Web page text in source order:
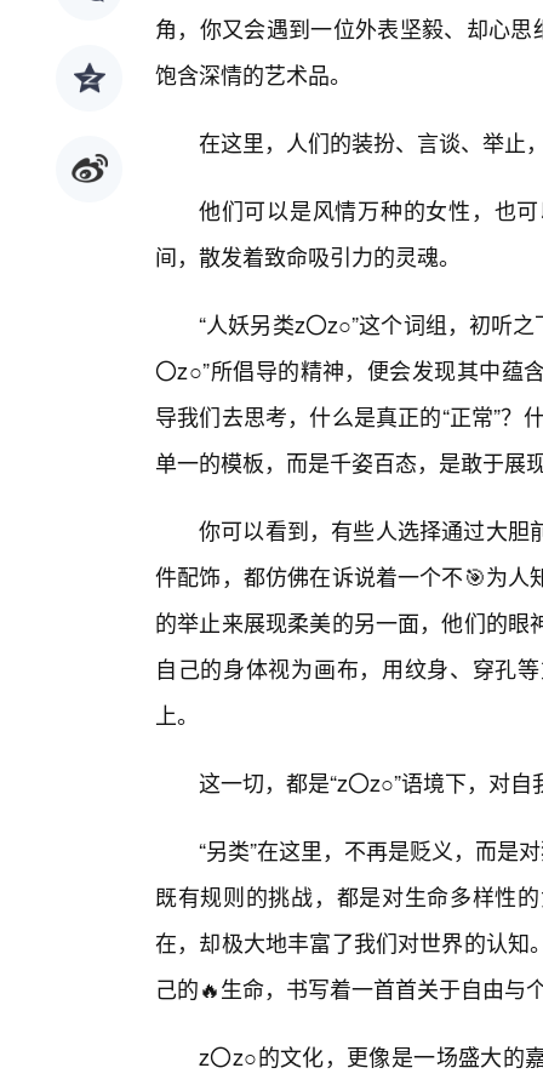
角，你又会遇到一位外表坚毅、却心
饱含深情的艺术品。
在这里，人们的装扮、言谈、举止
他们可以是风情万种的女性，也
间，散发着致命吸引力的灵魂。
“人妖另类z〇z○”这个词组，初听
〇z○”所倡导的精神，便会发现其中蕴
导我们去思考，什么是真正的“正常”？
单一的模板，而是千姿百态，是敢于展
你可以看到，有些人选择通过大胆
件配饰，都仿佛在诉说着一个不🎯为
的举止来展现柔美的另一面，他们的
自己的身体视为画布，用纹身、穿孔
上。
这一切，都是“z〇z○”语境下，对
“另类”在这里，不再是贬义，而是
既有规则的挑战，都是对生命多样性
在，却极大地丰富了我们对世界的认
己的🔥生命，书写着一首首关于自由与
z〇z○的文化，更像是一场盛大的